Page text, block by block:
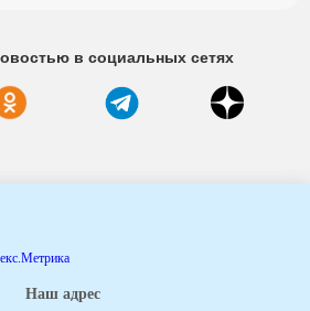
в социальных сетях
Наш адрес